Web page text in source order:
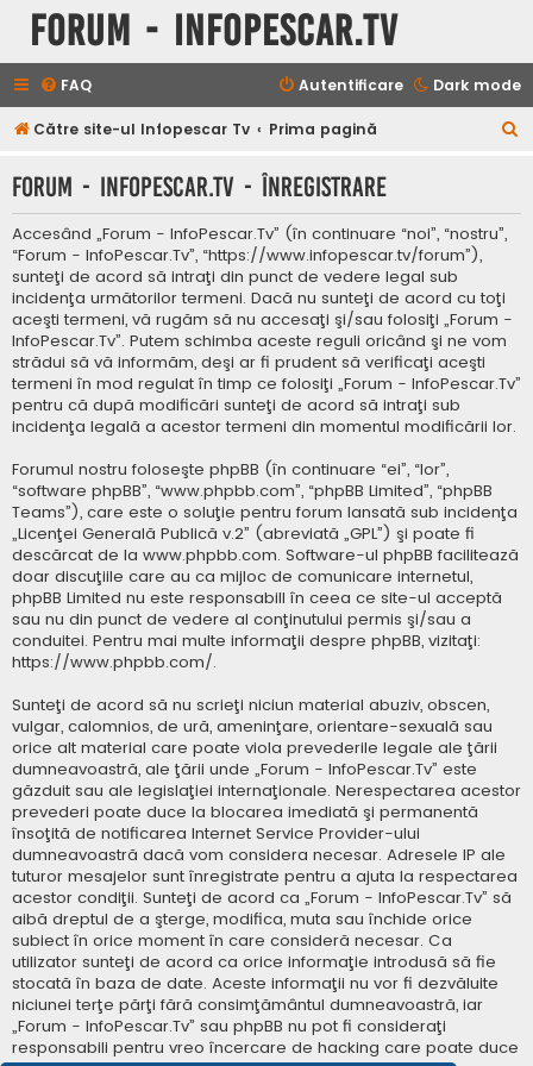
Forum - InfoPescar.Tv
Dark mode
FAQ Autentificare
Către site-ul Infopescar Tv Prima pagină
t
Forum - InfoPescar.Tv - Înregistrare
Accesând „Forum - InfoPescar.Tv” (în continuare “noi”, “nostru”,
“Forum - InfoPescar.Tv”, “https://www.infopescar.tv/forum”),
sunteţi de acord să intraţi din punct de vedere legal sub
incidenţa următorilor termeni. Dacă nu sunteţi de acord cu toţi
aceşti termeni, vă rugăm să nu accesaţi şi/sau folosiţi „Forum -
InfoPescar.Tv”. Putem schimba aceste reguli oricând şi ne vom
strădui să vă informăm, deşi ar fi prudent să verificaţi aceşti
termeni în mod regulat în timp ce folosiţi „Forum - InfoPescar.Tv”
pentru că după modificări sunteţi de acord să intraţi sub
incidenţa legală a acestor termeni din momentul modificării lor.
Forumul nostru foloseşte phpBB (în continuare “ei”, “lor”,
“software phpBB”, “www.phpbb.com”, “phpBB Limited”, “phpBB
Teams”), care este o soluţie pentru forum lansată sub incidenţa
„Licenţei Generală Publică v.2” (abreviată „GPL”) şi poate fi
descărcat de la www.phpbb.com. Software-ul phpBB facilitează
doar discuţiile care au ca mijloc de comunicare internetul,
phpBB Limited nu este responsabill în ceea ce site-ul acceptă
sau nu din punct de vedere al conţinutului permis şi/sau a
conduitei. Pentru mai multe informaţii despre phpBB, vizitaţi:
https://www.phpbb.com/.
Sunteţi de acord să nu scrieţi niciun material abuziv, obscen,
vulgar, calomnios, de ură, ameninţare, orientare-sexuală sau
orice alt material care poate viola prevederile legale ale ţării
dumneavoastră, ale ţării unde „Forum - InfoPescar.Tv” este
găzduit sau ale legislaţiei internaţionale. Nerespectarea acestor
prevederi poate duce la blocarea imediată şi permanentă
însoţită de notificarea Internet Service Provider-ului
dumneavoastră dacă vom considera necesar. Adresele IP ale
tuturor mesajelor sunt înregistrate pentru a ajuta la respectarea
acestor condiţii. Sunteţi de acord ca „Forum - InfoPescar.Tv” să
aibă dreptul de a şterge, modifica, muta sau închide orice
subiect în orice moment în care consideră necesar. Ca
utilizator sunteţi de acord ca orice informaţie introdusă să fie
stocată în baza de date. Aceste informaţii nu vor fi dezvăluite
niciunei terţe părţi fără consimţământul dumneavoastră, iar
„Forum - InfoPescar.Tv” sau phpBB nu pot fi consideraţi
responsabili pentru vreo încercare de hacking care poate duce